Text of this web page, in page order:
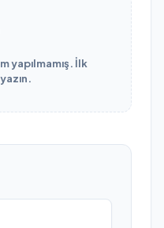
yapılmamış. İlk